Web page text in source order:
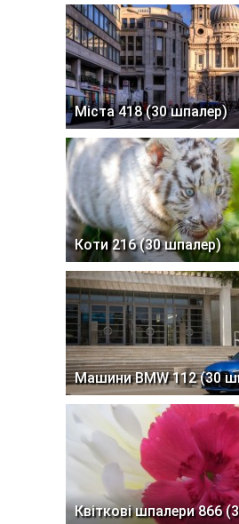
Міста 418 (30 шпалер)
Коти 216 (30 шпалер)
Машини BMW 112 (30
Квіткові шпалери 866